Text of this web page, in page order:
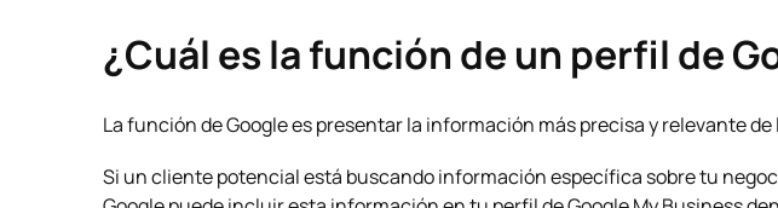
¿Cuál es la función de un perfil de
La función de Google es presentar la información más precisa y relevante
Si un cliente potencial está buscando información específica sobre tu